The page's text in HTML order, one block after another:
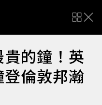
的鐘！英
倫敦邦瀚